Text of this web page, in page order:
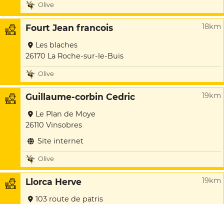
Olive
Fourt Jean francois 18km
Les blaches
26170 La Roche-sur-le-Buis
Olive
Guillaume-corbin Cedric 19km
Le Plan de Moye
26110 Vinsobres
Site internet
Olive
Llorca Herve 19km
103 route de patris